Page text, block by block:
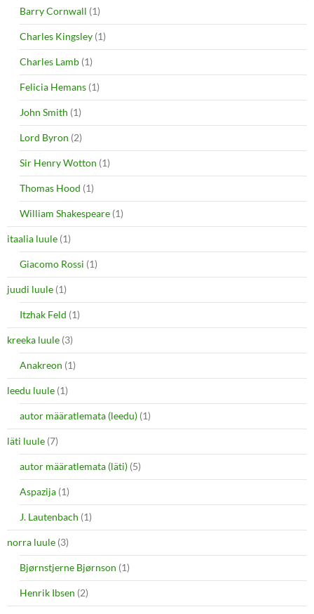
Barry Cornwall (1)
Charles Kingsley (1)
Charles Lamb (1)
Felicia Hemans (1)
John Smith (1)
Lord Byron (2)
Sir Henry Wotton (1)
Thomas Hood (1)
William Shakespeare (1)
itaalia luule (1)
Giacomo Rossi (1)
juudi luule (1)
Itzhak Feld (1)
kreeka luule (3)
Anakreon (1)
leedu luule (1)
autor määratlemata (leedu) (1)
läti luule (7)
autor määratlemata (läti) (5)
Aspazija (1)
J. Lautenbach (1)
norra luule (3)
Bjørnstjerne Bjørnson (1)
Henrik Ibsen (2)